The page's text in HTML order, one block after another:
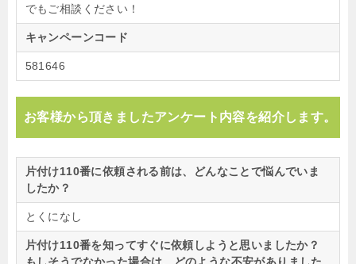
でもご相談ください！
キャンペーンコード
581646
お客様から頂きましたアンケート内容を紹介します。
片付け110番に依頼される前は、どんなことで悩んでいま
したか？
とくになし
片付け110番を知ってすぐに依頼しようと思いましたか？